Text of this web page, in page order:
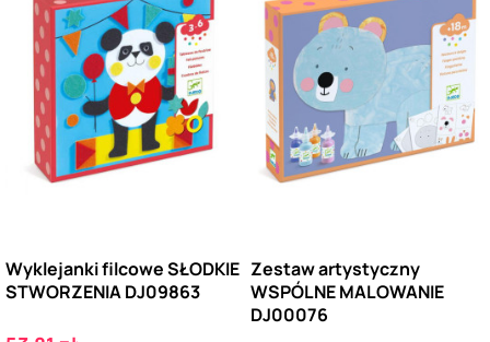
Wyklejanki filcowe SŁODKIE
STWORZENIA DJ09863
Zestaw artystyczny
WSPÓLNE MALOWANIE
DJ00076